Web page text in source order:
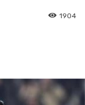
1904